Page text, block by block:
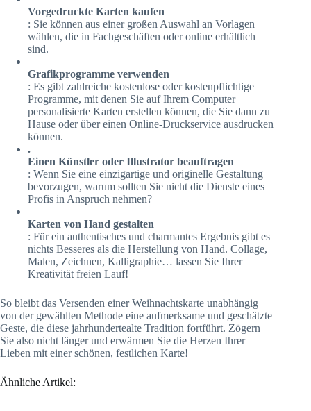
Vorgedruckte Karten kaufen
: Sie können aus einer großen Auswahl an Vorlagen
wählen, die in Fachgeschäften oder online erhältlich
sind.
Grafikprogramme verwenden
: Es gibt zahlreiche kostenlose oder kostenpflichtige
Programme, mit denen Sie auf Ihrem Computer
personalisierte Karten erstellen können, die Sie dann zu
Hause oder über einen Online-Druckservice ausdrucken
können.
.
Einen Künstler oder Illustrator beauftragen
: Wenn Sie eine einzigartige und originelle Gestaltung
bevorzugen, warum sollten Sie nicht die Dienste eines
Profis in Anspruch nehmen?
Karten von Hand gestalten
: Für ein authentisches und charmantes Ergebnis gibt es
nichts Besseres als die Herstellung von Hand. Collage,
Malen, Zeichnen, Kalligraphie… lassen Sie Ihrer
Kreativität freien Lauf!
So bleibt das Versenden einer Weihnachtskarte unabhängig
von der gewählten Methode eine aufmerksame und geschätzte
Geste, die diese jahrhundertealte Tradition fortführt. Zögern
Sie also nicht länger und erwärmen Sie die Herzen Ihrer
Lieben mit einer schönen, festlichen Karte!
Ähnliche Artikel: